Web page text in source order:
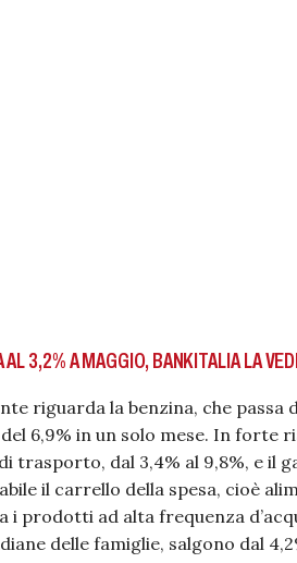
AL 3,2% A MAGGIO, BANKITALIA LA
riguarda la benzina, che passa
6,9% in un solo mese. In forte
trasporto, dal 3,4% al 9,8%, e il
il carrello della spesa, cioè
i prodotti ad alta frequenza
delle famiglie, salgono dal